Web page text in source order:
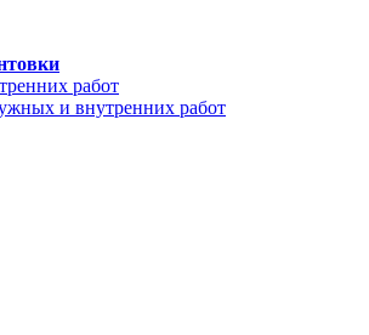
работ
и внутренних работ